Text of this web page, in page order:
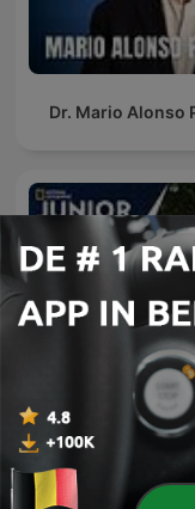
Dr. Mario Alonso
Feit of Fabel